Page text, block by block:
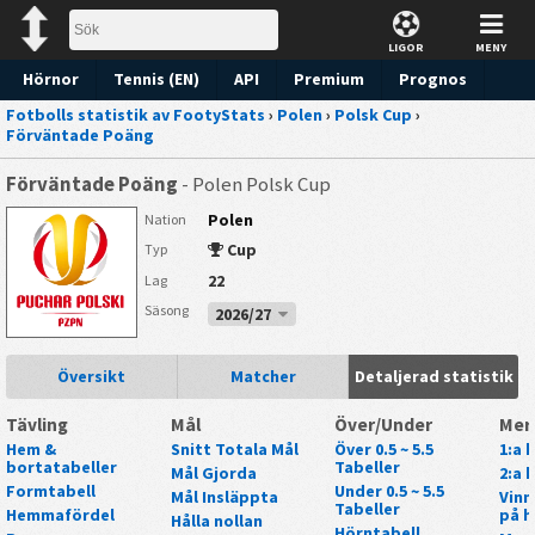
LIGOR MENY
Hörnor Tennis (EN) API Premium
Prognos
Fotbolls statistik av FootyStats › Polen› Polsk Cup ›
Förväntade Poäng
Förväntade Poäng - Polen Polsk Cup
Nation Polen
Typ Cup
Lag 22
Säsong 2026/27
Översikt Matcher Detaljerad statistik
Tävling
Hem &
bortatabeller
Formtabell
Hemmafördel
Mål
Snitt Totala Mål
Mål Gjorda
Mål Insläppta
Hålla nollan
Över/Under
Över 0.5 ~ 5.5
Tabeller
Under 0.5 ~ 5.5
Tabeller
Mer
1:a
2:a
på